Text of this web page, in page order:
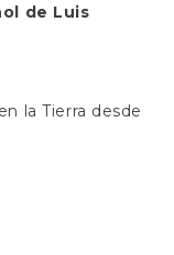
de Luis
la Tierra desde